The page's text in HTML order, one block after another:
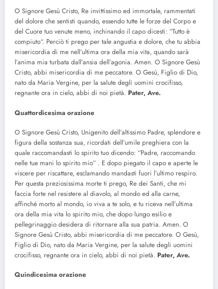
O Signore Gesù Cristo, Re invittissimo ed immortale, rammentati
del dolore che sentisti quando, essendo tutte le forze del Corpo e
del Cuore tuo venute meno, inchinando il capo dicesti: “Tutto è
compiuto“. Perciò ti prego per tale angustia e dolore, che tu abbia
misericordia di me nell’ultima ora della mia vita, quando sarà
l’anima mia turbata dall’ansia dell’agonia. Amen. O Signore Gesù
Cristo, abbi misericordia di me peccatore. O Gesù, Figlio di Dio,
nato da Maria Vergine, per la salute degli uomini crocifisso,
regnante ora in cielo, abbi di noi pietà. Pater, Ave.
Quattordicesima orazione
O Signore Gesù Cristo, Unigenito dell’altissimo Padre, splendore e
figura della sostanza sua, ricordati dell’umile preghiera con la
quale raccomandasti lo spirito tuo dicendo: “Padre, raccomando
nelle tue mani lo spirito mio” . E dopo piegato il capo e aperte le
viscere per riscattare, esclamando mandasti fuori l’ultimo respiro.
Per questa preziosissima morte ti prego, Re dei Santi, che mi
faccia forte nel resistere al diavolo, al mondo ed alla carne,
affinché morto al mondo, io viva a te solo, e tu riceva nell’ultima
ora della mia vita lo spirito mio, che dopo lungo esilio e
pellegrinaggio desidera di ritornare alla sua patria. Amen. O
Signore Gesù Cristo, abbi misericordia di me peccatore. O Gesù,
Figlio di Dio, nato da Maria Vergine, per la salute degli uomini
crocifisso, regnante ora in cielo, abbi di noi pietà. Pater, Ave.
Quindicesima orazione